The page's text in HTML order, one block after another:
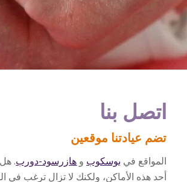
اتصل بنا
تضم عيادتنا موقعين
المواقع في بوسكوب و هازرسود-دورب.
أحد هذه الأماكن، ولكنك لا تزال ترغب في